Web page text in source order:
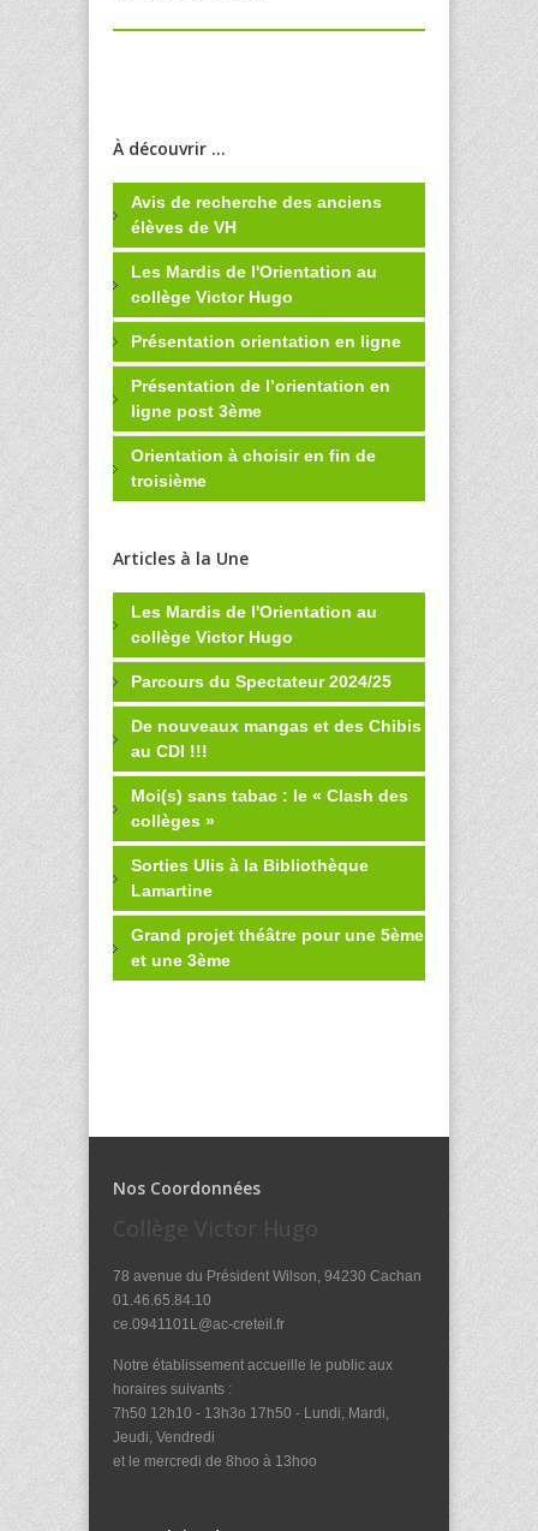
À découvrir ...
Avis de recherche des anciens
élèves de VH
Les Mardis de l'Orientation au
collège Victor Hugo
Présentation orientation en ligne
Présentation de l’orientation en
ligne post 3ème
Orientation à choisir en fin de
troisième
Articles à la Une
Les Mardis de l'Orientation au
collège Victor Hugo
Parcours du Spectateur 2024/25
De nouveaux mangas et des Chibis
au CDI !!!
Moi(s) sans tabac : le « Clash des
collèges »
Sorties Ulis à la Bibliothèque
Lamartine
Grand projet théâtre pour une 5ème
et une 3ème
Nos Coordonnées
Collège Victor Hugo
78 avenue du Président Wilson, 94230 Cachan
01.46.65.84.10
ce.0941101L@ac-creteil.fr
Notre établissement accueille le public aux
horaires suivants :
7h50 12h10 - 13h3o 17h50 - Lundi, Mardi,
Jeudi, Vendredi
et le mercredi de 8hoo à 13hoo